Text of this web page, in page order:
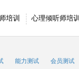
培训 心理倾听师培训
能力测试 会员测试